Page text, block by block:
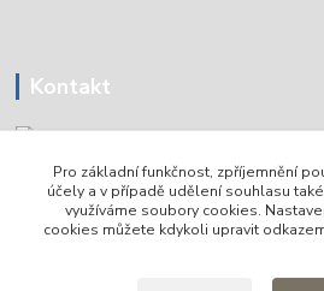
Kontakt
Tomáš Holoubek
+420736720979
Pro základní funkčnost, zpříjemnění
účely a v případě udělení souhlasu
využíváme soubory cookies.
cookies můžete kdykoli upravit